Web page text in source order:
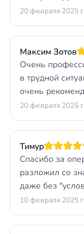
20 февраля 2025 г.
Максим Зотов
Очень
в трудной
очень
20 февраля 2025 г.
Тимур
Спасибо за
разложил со
даже без
10 февраля 2025 г.